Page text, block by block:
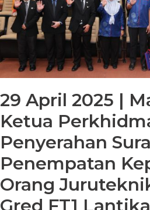
29 April 2025 |
Ketua
Penyerahan
Penempatan
Orang